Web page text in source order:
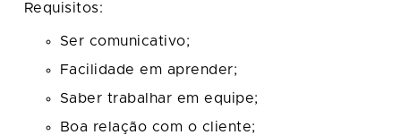
Requisitos:
Ser comunicativo;
Facilidade em aprender;
Saber trabalhar em equipe;
Boa relação com o cliente;